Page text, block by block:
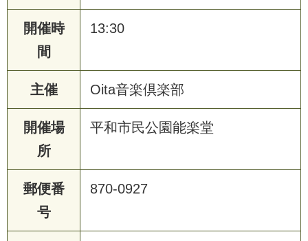
開催時
間
13:30
主催 Oita音楽倶楽部
開催場
所
平和市民公園能楽堂
郵便番
号
870-0927